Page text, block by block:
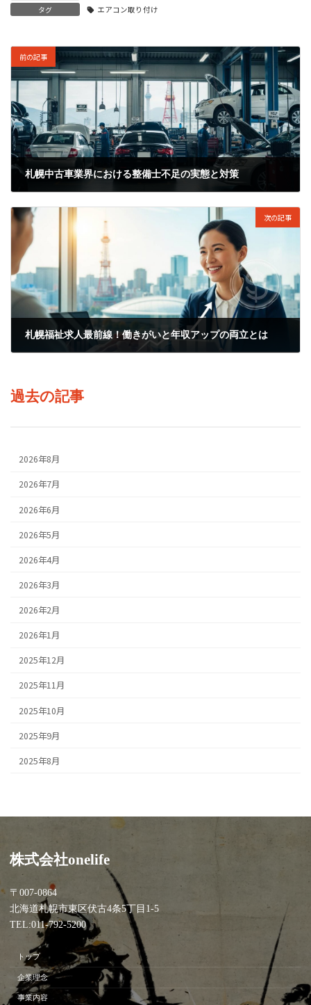
タグ エアコン取り付け
前の記事
札幌中古車業界における整備士不足の実態と対策
次の記事
札幌福祉求人最前線！働きがいと年収アップの両立とは
過去の記事
2026年8月
2026年7月
2026年6月
2026年5月
2026年4月
2026年3月
2026年2月
2026年1月
2025年12月
2025年11月
2025年10月
2025年9月
2025年8月
株式会社onelife
〒007-0864
北海道札幌市東区伏古4条5丁目1-5
TEL:011-792-5200
トップ
企業理念
事業内容